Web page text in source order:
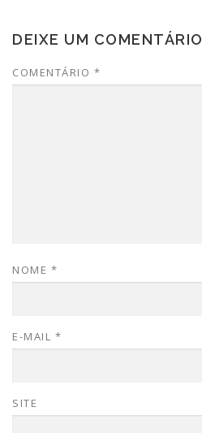
DEIXE UM COMENTÁRIO
COMENTÁRIO *
NOME *
E-MAIL *
SITE